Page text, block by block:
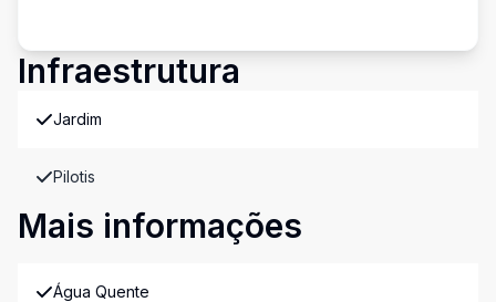
Infraestrutura
Jardim
Pilotis
Mais informações
Água Quente